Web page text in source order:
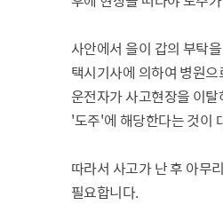
사안에서 을이 갑의 부탁
택시기사에 의하여 병원
운전자가 사고현장을 이
'도주'에 해당한다는 것이
따라서 사고가 난 후 아무
필요합니다.